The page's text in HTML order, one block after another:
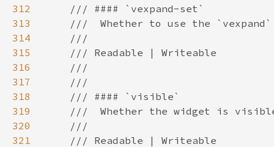
312
313
314
315
316
317
318
319
320
321